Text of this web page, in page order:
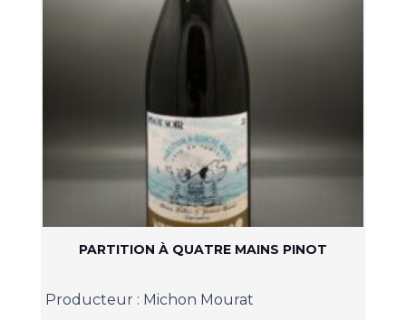
PARTITION À QUATRE MAINS PINOT
Producteur : Michon Mourat